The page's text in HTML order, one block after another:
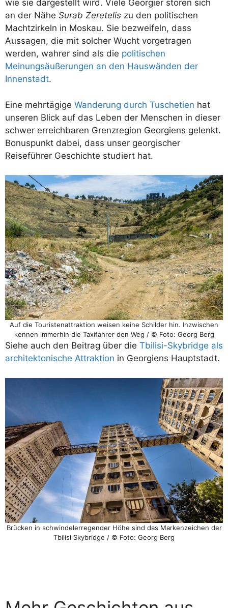
wie sie dargestellt wird. Viele Georgier stören sich
an der Nähe Surab Zeretelis zu den politischen
Machtzirkeln in Moskau. Sie bezweifeln, dass
Aussagen, die mit solcher Wucht vorgetragen
werden, wahrer sind als die politischen
Meinungsäußerungen an den Hauswänden der
Innenstadt.
Eine mehrtägige Wanderung durch Tuschetien hat
unseren Blick auf das Leben der Menschen in dieser
schwer erreichbaren Grenzregion Georgiens gelenkt.
Bonuspunkt dabei, dass unser georgischer
Reiseführer Geschichte studiert hat.
Auf die Touristenattraktion weisen keine Schilder hin. Inzwischen
kennen immerhin die Taxifahrer den Weg / © Foto: Georg Berg
Siehe auch den Beitrag über die Tbilisi-Skybridge als
architektonische Attraktion in Georgiens Hauptstadt.
Brücken in schwindelerregender Höhe sind das Markenzeichen der
Tbilisi Skybridge / © Foto: Georg Berg